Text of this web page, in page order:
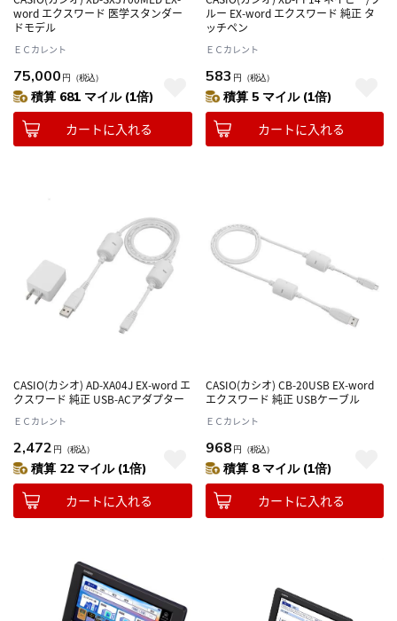
word エクスワード 医学スタンダー
ドモデル
ＥＣカレント
75,000 円 （税込）
積算 681 マイル (1倍)
カートに入れる
ルー EX-word エクスワード 純正 タ
ッチペン
ＥＣカレント
583 円 （税込）
積算 5 マイル (1倍)
カートに入れる
CASIO(カシオ) AD-XA04J EX-word エ
クスワード 純正 USB-ACアダプター
ＥＣカレント
2,472 円 （税込）
積算 22 マイル (1倍)
カートに入れる
CASIO(カシオ) CB-20USB EX-word
エクスワード 純正 USBケーブル
ＥＣカレント
968 円 （税込）
積算 8 マイル (1倍)
カートに入れる